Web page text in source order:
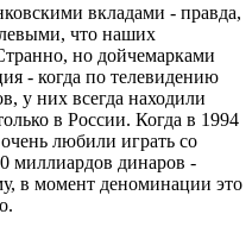
вкладами - правда,
что наших
но дойчемарками
- когда по телевидению
у них всегда находили
в России. Когда в 1994
любили играть со
миллиардов динаров -
в момент деноминации это